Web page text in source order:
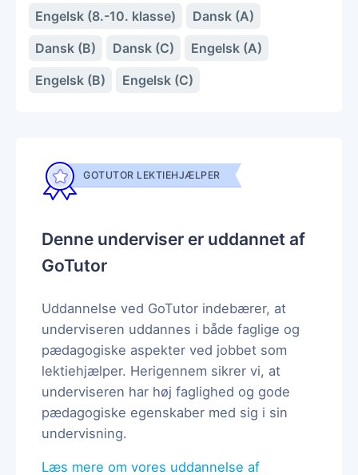
Engelsk (8.-10. klasse)
Dansk (A)
Dansk (B)
Dansk (C)
Engelsk (A)
Engelsk (B)
Engelsk (C)
GOTUTOR LEKTIEHJÆLPER
Denne underviser er uddannet af
GoTutor
Uddannelse ved GoTutor indebærer, at
underviseren uddannes i både faglige og
pædagogiske aspekter ved jobbet som
lektiehjælper. Herigennem sikrer vi, at
underviseren har høj faglighed og gode
pædagogiske egenskaber med sig i sin
undervisning.
Læs mere om vores uddannelse af